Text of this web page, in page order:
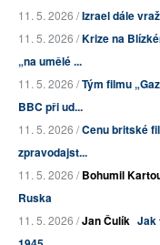
11. 5. 2026 /Izrael dále
11. 5. 2026 /Krize na
„na umělé ...
11. 5. 2026 /Tým filmu
BBC při ud...
11. 5. 2026 /Cenu britské
zpravodajst...
11. 5. 2026 /Bohumil
Ruska
11. 5. 2026 /Jan Čulík Jak